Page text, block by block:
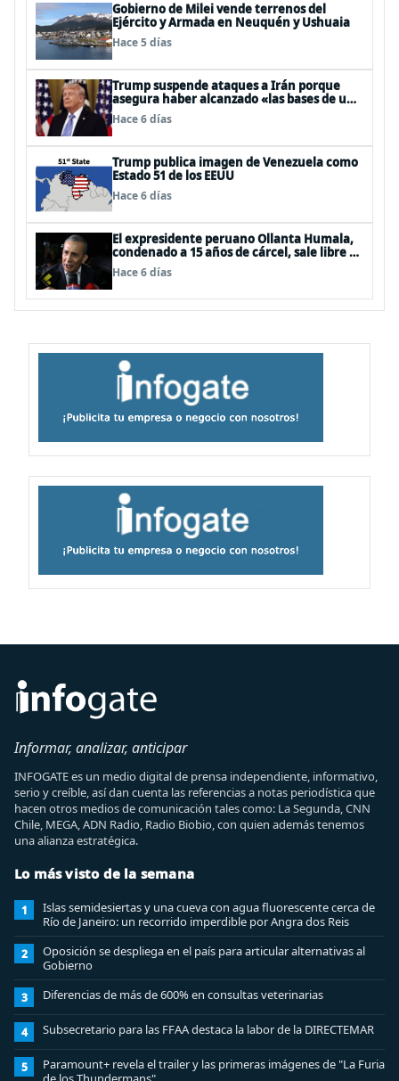
Gobierno de Milei vende terrenos del
Ejército y Armada en Neuquén y Ushuaia
Hace 5 días
Trump suspende ataques a Irán porque
asegura haber alcanzado «las bases de un
acuerdo»
Hace 6 días
Trump publica imagen de Venezuela como
Estado 51 de los EEUU
Hace 6 días
El expresidente peruano Ollanta Humala,
condenado a 15 años de cárcel, sale libre al
anularse su caso
Hace 6 días
Informar, analizar, anticipar
INFOGATE es un medio digital de prensa independiente, informativo,
serio y creíble, así dan cuenta las referencias a notas periodística que
hacen otros medios de comunicación tales como: La Segunda, CNN
Chile, MEGA, ADN Radio, Radio Biobio, con quien además tenemos
una alianza estratégica.
Lo más visto de la semana
1
Islas semidesiertas y una cueva con agua fluorescente cerca de
Río de Janeiro: un recorrido imperdible por Angra dos Reis
2
Oposición se despliega en el país para articular alternativas al
Gobierno
3 Diferencias de más de 600% en consultas veterinarias
4 Subsecretario para las FFAA destaca la labor de la DIRECTEMAR
5
Paramount+ revela el trailer y las primeras imágenes de "La Furia